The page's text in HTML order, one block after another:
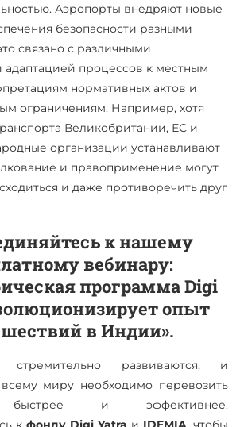
Аэропорты внедряют новые
безопасности разными
связано с различными
процессов к местным
нормативных актов и
ограничениям. Например, хотя
Великобритании, ЕС и
организации устанавливают
и правоприменение могут
и даже противоречить друг
к нашему
вебинару:
программа Digi
опыт
в Индии».
стремительно развиваются, и
миру необходимо перевозить
быстрее и эффективнее.